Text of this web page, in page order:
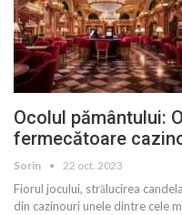
Ocolul pământului:
fermecătoare
Sorin 22 oct. 2023
Fiorul jocului, strălucirea
din cazinouri unele dintre cele